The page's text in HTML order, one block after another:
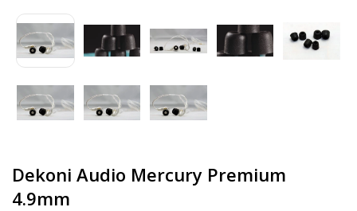
Dekoni Audio Mercury Premium
4.9mm